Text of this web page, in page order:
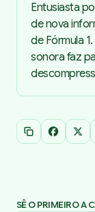
Entusiasta
de nova
de Fórmula
sonora faz
Copiar link
X
SÊ O PRIMEIRO A